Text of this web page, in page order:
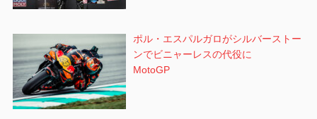
ポル・エスパルガロがシルバーストー
ンでビニャーレスの代役に
MotoGP